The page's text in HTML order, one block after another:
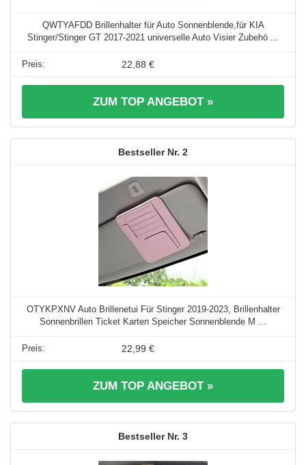
QWTYAFDD Brillenhalter für Auto Sonnenblende,für KIA
Stinger/Stinger GT 2017-2021 universelle Auto Visier Zubehö ...
22,88 €
ZUM TOP ANGEBOT »
2
OTYKPXNV Auto Brillenetui Für Stinger 2019-2023, Brillenhalter
Sonnenbrillen Ticket Karten Speicher Sonnenblende M ...
22,99 €
ZUM TOP ANGEBOT »
3